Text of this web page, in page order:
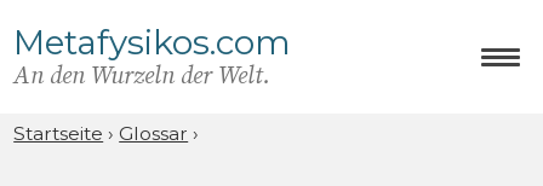
Metafysikos.com
An den Wurzeln der Welt.
Startseite › Glossar ›